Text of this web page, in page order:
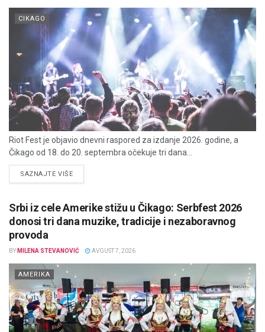
CIKAGO
Riot Fest je objavio dnevni raspored za izdanje 2026. godine, a
Čikago od 18. do 20. septembra očekuje tri dana...
SAZNAJTE VIŠEDETAILS
Srbi iz cele Amerike stižu u Čikago: Serbfest 2026
donosi tri dana muzike, tradicije i nezaboravnog
provoda
BY MILENA STEVANOVIĆ AVGUST 7, 2026
AMERIKA